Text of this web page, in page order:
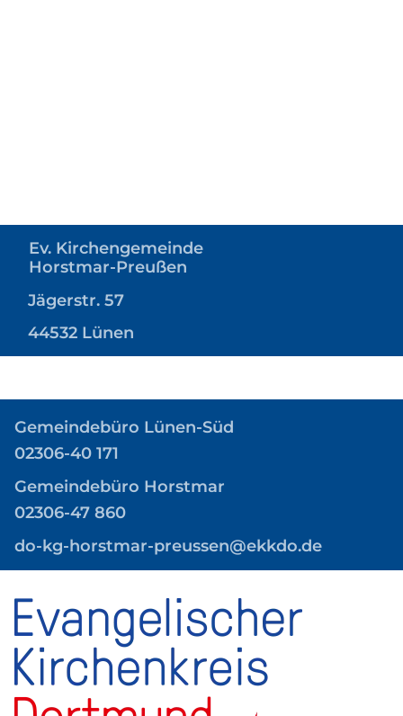
Ev. Kirchengemeinde
Horstmar-Preußen
Jägerstr. 57
44532 Lünen
Gemeindebüro Lünen-Süd
02306-40 171
Gemeindebüro Horstmar
02306-47 860
do-kg-horstmar-preussen@ekkdo.de